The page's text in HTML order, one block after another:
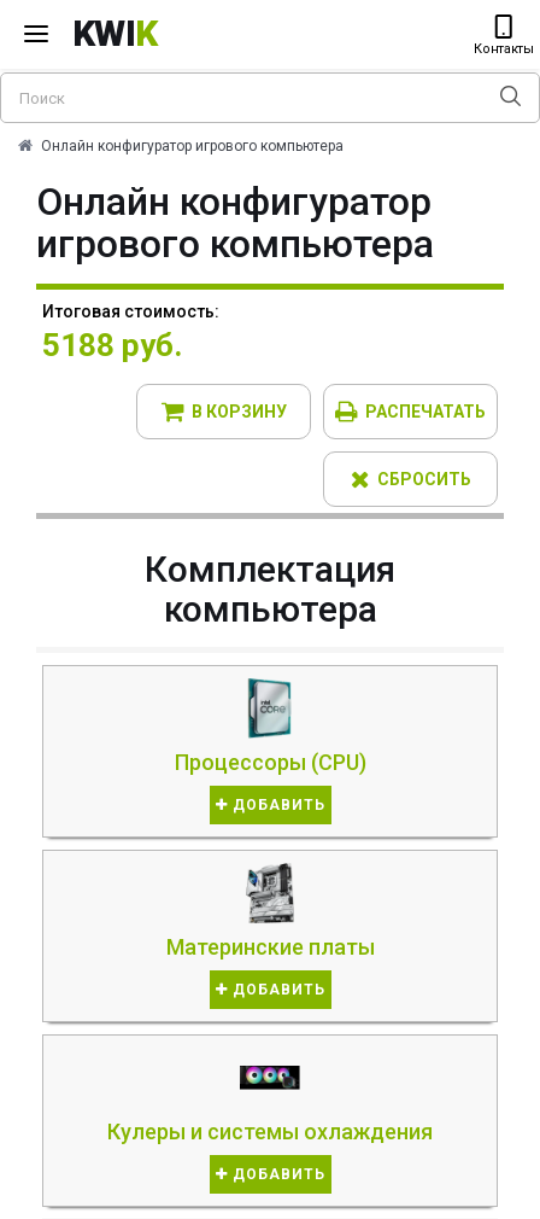
KWIK Контакты
Онлайн конфигуратор игрового компьютера
Онлайн конфигуратор
игрового компьютера
Итоговая стоимость:
5188 руб.
В КОРЗИНУ РАСПЕЧАТАТЬ
СБРОСИТЬ
Комплектация
компьютера
Процессоры (CPU)
ДОБАВИТЬ
Материнские платы
ДОБАВИТЬ
Кулеры и системы охлаждения
ДОБАВИТЬ